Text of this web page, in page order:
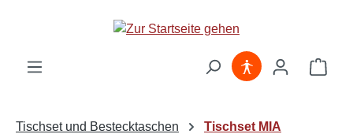
Zum Hauptinhalt springen
Tischset und Bestecktaschen Tischset MIA